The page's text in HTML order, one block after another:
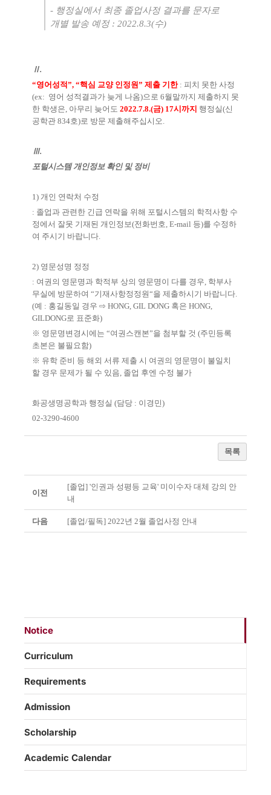
- 행정실에서 최종 졸업사정 결과를 문자로
개별 발송 예정 : 2022.8.3(수)
Ⅱ.
“영어성적 ”, “핵심 교양 인정원” 제출 기한 : 피치 못한 사정
(ex: 영어 성적결과가 늦게 나옴)으로 6월말까지 제출하지 못
한 학생은, 아무리 늦어도 2022.7.8.(금) 17시까지 행정실(신
공학관 834호)로 방문 제출해주십시오.
Ⅲ.
포털시스템 개인정보 확인 및 정비
1) 개인 연락처 수정
: 졸업과 관련한 긴급 연락을 위해 포털시스템의 학적사항 수
정에서 잘못 기재된 개인정보(전화번호, E-mail 등)를 수정하
여 주시기 바랍니다.
2) 영문성명 정정
: 여권의 영문명과 학적부 상의 영문명이 다를 경우, 학부사
무실에 방문하여 “기재사항정정원“을 제출하시기 바랍니다.
(예 : 홍길동일 경우 ⇨ HONG, GIL DONG 혹은 HONG,
GILDONG로 표준화)
※ 영문명변경시에는 “여권스캔본”을 첨부할 것 (주민등록
초본은 불필요함)
※ 유학 준비 등 해외 서류 제출 시 여권의 영문명이 불일치
할 경우 문제가 될 수 있음, 졸업 후엔 수정 불가
화공생명공학과 행정실 (담당 : 이경민)
02-3290-4600
목록
이전
[졸업] '인권과 성평등 교육' 미이수자 대체 강의 안
내
다음 [졸업/필독] 2022년 2월 졸업사정 안내
Notice
Curriculum
Requirements
Admission
Scholarship
Academic Calendar